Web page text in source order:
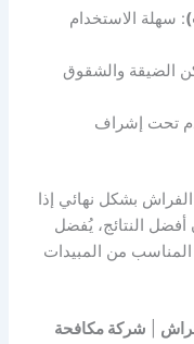
: سهلة الاستخدام
الضيقة والشقوق
تحت إشراف
بشكل نهائي إذا
النتائج، يُفضل
المناسب من المبيدات
شركة مكافحة